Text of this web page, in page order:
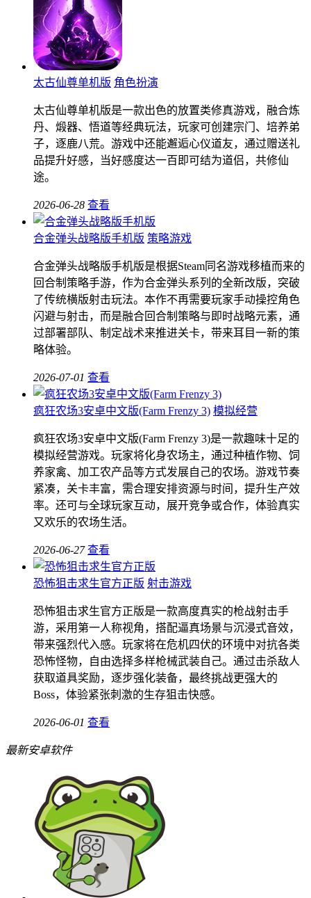
太古仙尊单机版 角色扮演
太古仙尊单机版是一款出色的放置类修真游戏，融合炼
丹、煅器、悟道等经典玩法，玩家可创建宗门、培养弟
子，逐鹿八荒。游戏中还能邂逅心仪道友，通过赠送礼
品提升好感，当好感度达一百即可结为道侣，共修仙
途。
2026-06-28 查看
合金弹头战略版手机版 策略游戏
合金弹头战略版手机版是根据Steam同名游戏移植而来的
回合制策略手游，作为合金弹头系列的全新改版，突破
了传统横版射击玩法。本作不再需要玩家手动操控角色
闪避与射击，而是融合回合制策略与即时战略元素，通
过部署部队、制定战术来推进关卡，带来耳目一新的策
略体验。
2026-07-01 查看
疯狂农场3安卓中文版(Farm Frenzy 3) 模拟经营
疯狂农场3安卓中文版(Farm Frenzy 3)是一款趣味十足的
模拟经营游戏。玩家将化身农场主，通过种植作物、饲
养家禽、加工农产品等方式发展自己的农场。游戏节奏
紧凑，关卡丰富，需合理安排资源与时间，提升生产效
率。还可与全球玩家互动，展开竞争或合作，体验真实
又欢乐的农场生活。
2026-06-27 查看
恐怖狙击求生官方正版 射击游戏
恐怖狙击求生官方正版是一款高度真实的枪战射击手
游，采用第一人称视角，搭配逼真场景与沉浸式音效，
带来强烈代入感。玩家将在危机四伏的环境中对抗各类
恐怖怪物，自由选择多样枪械武装自己。通过击杀敌人
获取道具奖励，逐步强化装备，最终挑战更强大的
Boss，体验紧张刺激的生存狙击快感。
2026-06-01 查看
最新安卓软件